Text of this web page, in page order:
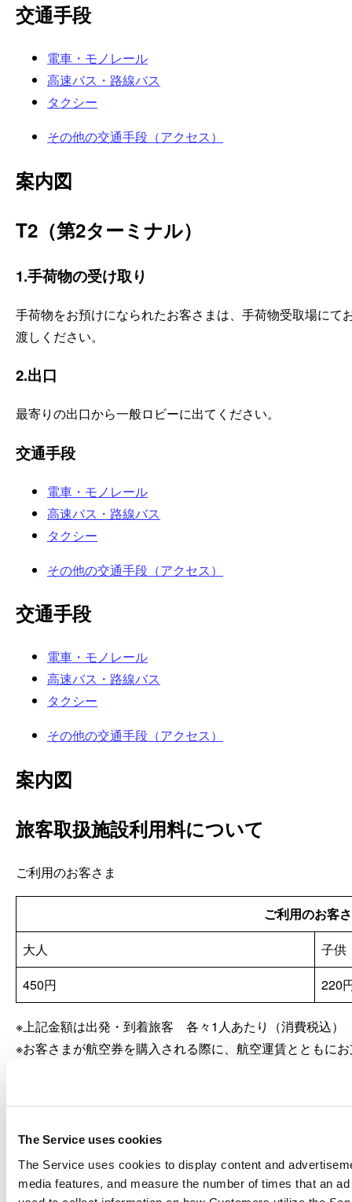
The Service uses cookies
The Service uses cookies to display content and
media features, and measure the number of times that an
交通手段
電車・モノレール
高速バス・路線バス
タクシー
その他の交通手段（アクセス）
案内図
T2（第2ターミナル）
1 手荷物の受け取り
手荷物をお預けになられたお客さまは、手荷物受取場にて
渡しください。
2 出口
最寄りの出口から一般ロビーに出てください。
交通手段
電車・モノレール
高速バス・路線バス
タクシー
その他の交通手段（アクセス）
交通手段
電車・モノレール
高速バス・路線バス
タクシー
その他の交通手段（アクセス）
案内図
旅客取扱施設利用料について
ご利用のお客さま
ご利用のお客
大人
子供
450円
220
上記金額は出発・到着旅客 各々1人あたり（消費税込）
お客さまが航空券を購入される際に、航空運賃とともに
詳細は、「旅客取扱施設利用料に関する約款（旅客
国際線に乗り継ぎのお客さまは国際線の「旅客取扱施設
国内線旅客取扱施設利用料（PSFC）の適格簡易請